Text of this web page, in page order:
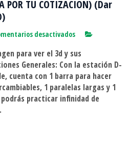
POR TU COTIZACIÓN) (Dar
desactivadosen
002
(PREGUNTA
POR
TU
COTIZACIÓN)
para ver el 3d y sus
Generales: Con la estación D-
cuenta con 1 barra para hacer
1 paralelas largas y 1
practicar infinidad de